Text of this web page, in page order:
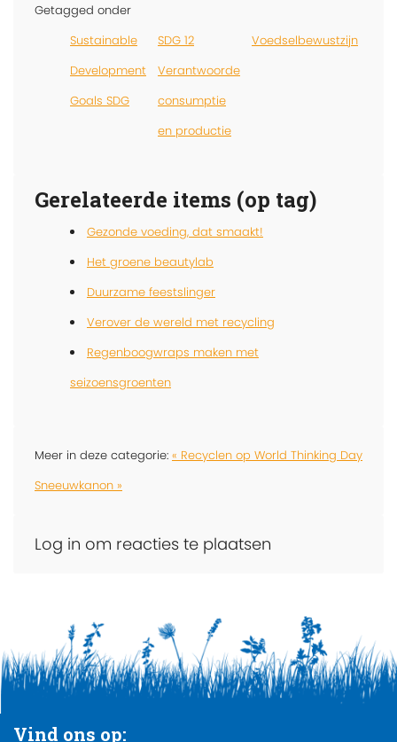
Getagged onder
Sustainable
Development
Goals SDG
SDG 12
Verantwoorde
consumptie
en productie
Voedselbewustzijn
Gerelateerde items (op tag)
Gezonde voeding, dat smaakt!
Het groene beautylab
Duurzame feestslinger
Verover de wereld met recycling
Regenboogwraps maken met
seizoensgroenten
Meer in deze categorie: « Recyclen op World Thinking Day
Sneeuwkanon »
Log in om reacties te plaatsen
Vind ons op: